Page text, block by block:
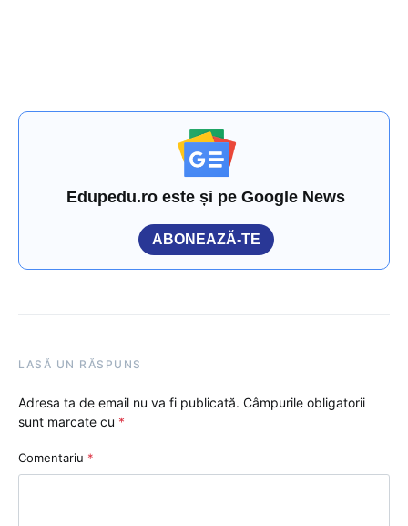
Edupedu.ro este și pe Google News
ABONEAZĂ-TE
LASĂ UN RĂSPUNS
Adresa ta de email nu va fi publicată. Câmpurile obligatorii
sunt marcate cu *
Comentariu *